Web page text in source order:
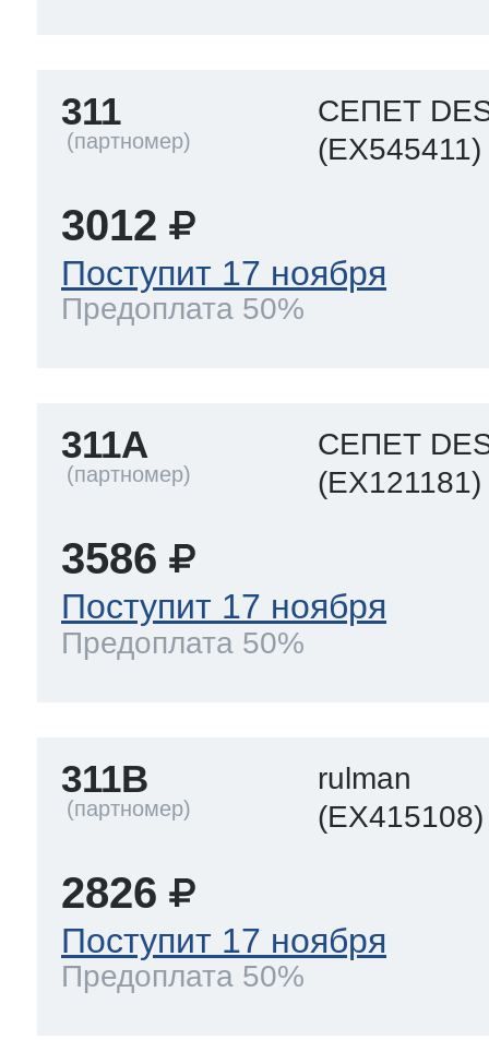
311
СЕПЕТ
(EX545411)
3012
Поступит 17 ноября
Предоплата 50%
311A
СЕПЕТ
(EX121181)
3586
Поступит 17 ноября
Предоплата 50%
311B
rulman
(EX415108)
2826
Поступит 17 ноября
Предоплата 50%